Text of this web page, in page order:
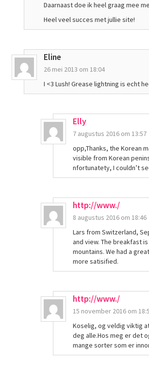
Daarnaast doe ik heel graag mee
Heel veel succes met jullie site!
Eline
26 mei 2013 om 18:04
I <3 Lush! Grease lightning is echt
Elly
7 augustus 2016 om 13:57
opp,Thanks, the Korean
visible from Korean
nfortunatety, I couldn’t
http://www./
8 augustus 2016 om 18:46
Lars from Switzerland,
and view. The breakfast
mountains. We had a
more satisified.
http://www./
15 november 2016 om
Koselig, og veldig viktig
deg alle.Hos meg er det
mange sorter som er